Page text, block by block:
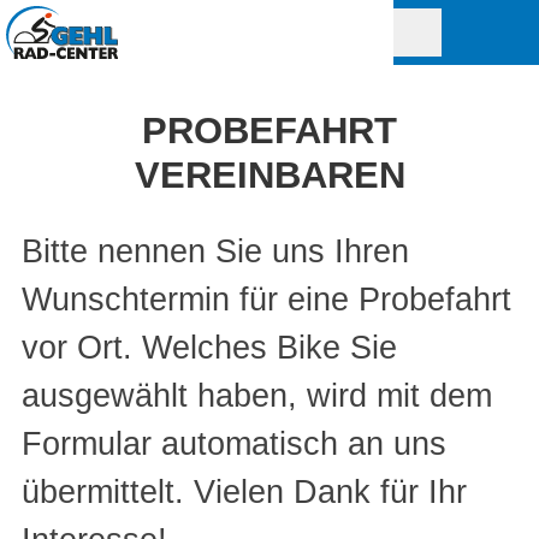
PROBEFAHRT
VEREINBAREN
Bitte nennen Sie uns Ihren
Wunschtermin für eine Probefahrt
vor Ort. Welches Bike Sie
ausgewählt haben, wird mit dem
Formular automatisch an uns
übermittelt. Vielen Dank für Ihr